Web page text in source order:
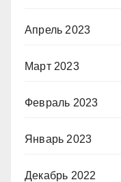
Апрель 2023
Март 2023
Февраль 2023
Январь 2023
Декабрь 2022